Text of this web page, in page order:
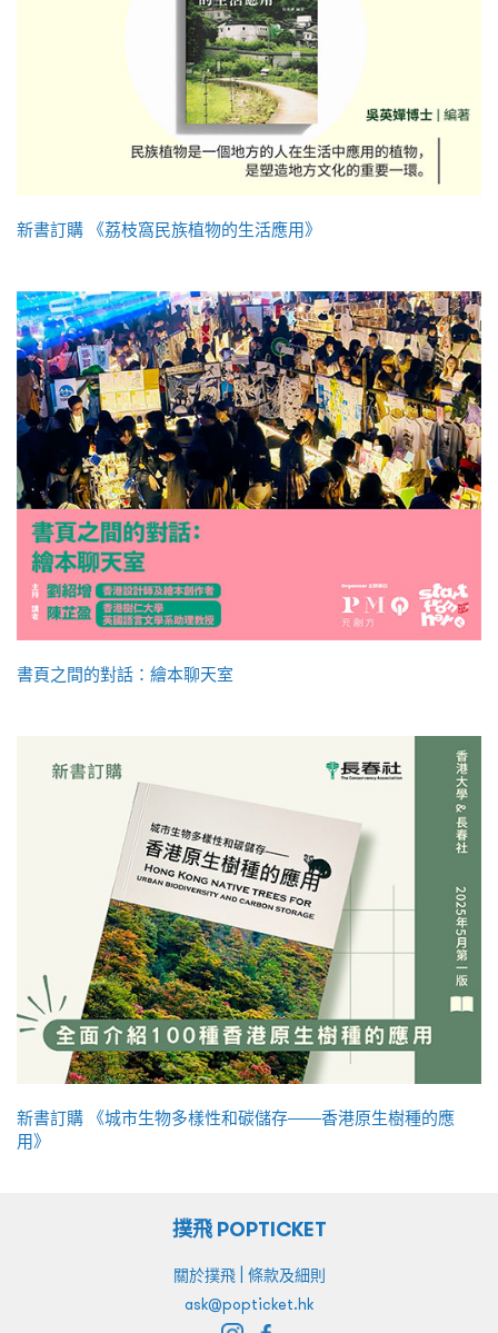
新書訂購 《荔枝窩民族植物的生活應用》
書頁之間的對話：繪本聊天室
新書訂購 《城市生物多樣性和碳儲存——香港原生樹種的應
用》
撲飛 POPTICKET
關於撲飛| 條款及細則
ask@popticket.hk